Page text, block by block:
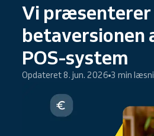
Vi præsenterer
betaversionen
POS-system
Opdateret 8. jun. 2026 3 min